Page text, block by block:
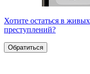
Хотите остаться в
преступлений?
Обратиться